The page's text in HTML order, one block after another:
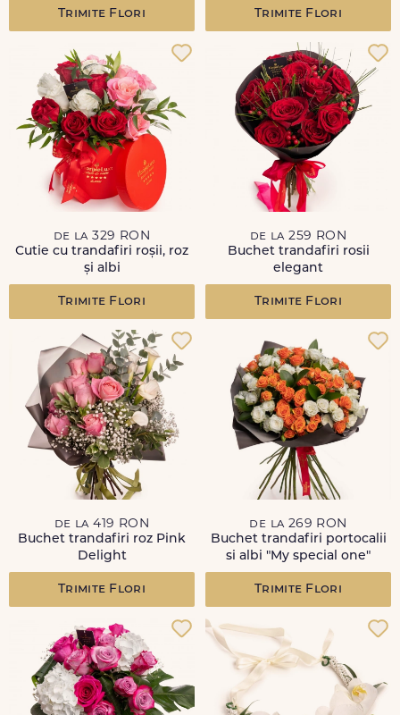
Trimite Flori Trimite Flori
de la 329 RON
Cutie cu trandafiri roșii, roz
și albi
Trimite Flori
de la 259 RON
Buchet trandafiri rosii
elegant
Trimite Flori
de la 419 RON
Buchet trandafiri roz Pink
Delight
Trimite Flori
de la 269 RON
Buchet trandafiri portocalii
si albi "My special one"
Trimite Flori